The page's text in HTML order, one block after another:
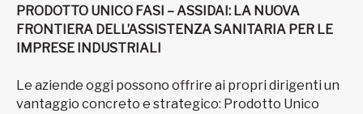
PRODOTTO UNICO FASI – ASSIDAI: LA NUOVA
FRONTIERA DELL’ASSISTENZA SANITARIA PER LE
IMPRESE INDUSTRIALI
Le aziende oggi possono offrire ai propri dirigenti un
vantaggio concreto e strategico: Prodotto Unico